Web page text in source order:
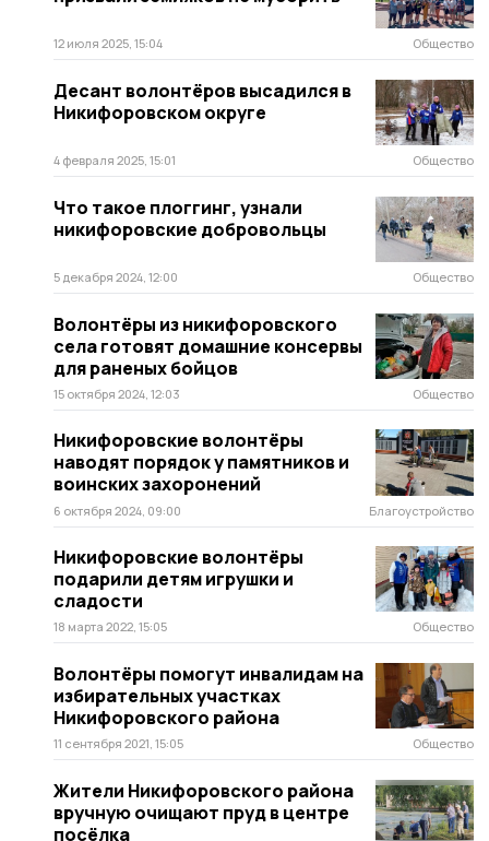
12 июля 2025, 15:04 Общество
Десант волонтёров высадился в
Никифоровском округе
4 февраля 2025, 15:01 Общество
Что такое плоггинг, узнали
никифоровские добровольцы
5 декабря 2024, 12:00 Общество
Волонтёры из никифоровского
села готовят домашние консервы
для раненых бойцов
15 октября 2024, 12:03 Общество
Никифоровские волонтёры
наводят порядок у памятников и
воинских захоронений
6 октября 2024, 09:00 Благоустройство
Никифоровские волонтёры
подарили детям игрушки и
сладости
18 марта 2022, 15:05 Общество
Волонтёры помогут инвалидам на
избирательных участках
Никифоровского района
11 сентября 2021, 15:05 Общество
Жители Никифоровского района
вручную очищают пруд в центре
посёлка